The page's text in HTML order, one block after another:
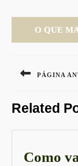
de
PÁGINA
post:
Related
Como